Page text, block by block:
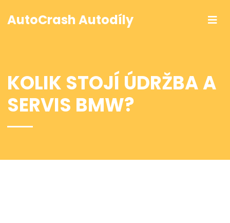
AutoCrash Autodíly
KOLIK STOJÍ ÚDRŽBA A
SERVIS BMW?